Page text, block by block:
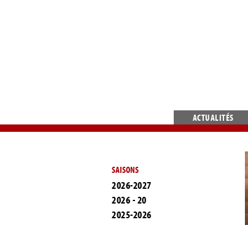
ACTUALITÉS
SAISONS
2026-2027
2026 - 20
2025-2026